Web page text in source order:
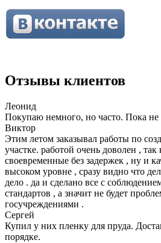
Отзывы клиентов
Леонид
Покупаю немного, но часто. Пока не
Виктор
Этим летом заказывал работы по
участке. работой очень доволен ,
своевременные без задержек , ну и
высоком уровне , сразу видно что
дело . да и сделано все с
стандартов , а значит не будет
госучреждениями .
Сергей
Купил у них пленку для пруда.
порядке.